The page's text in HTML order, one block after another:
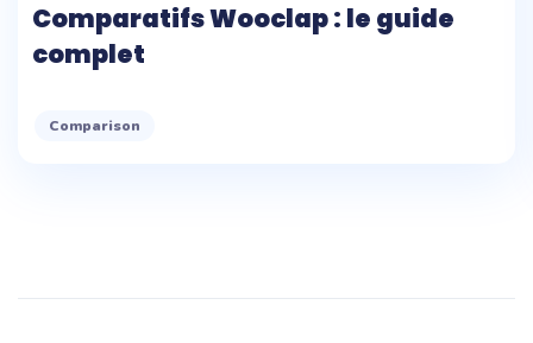
Comparatifs Wooclap : le guide
complet
Comparison